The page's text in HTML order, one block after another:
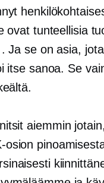
ovat tunteellisia
Ja se on asia,
itse sanoa. Se
aiemmin
osion